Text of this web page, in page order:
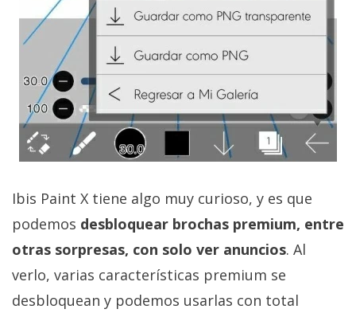
Ibis Paint X tiene algo muy curioso, y es que
podemos desbloquear brochas premium, entre
otras sorpresas, con solo ver anuncios. Al
verlo, varias características premium se
desbloquean y podemos usarlas con total